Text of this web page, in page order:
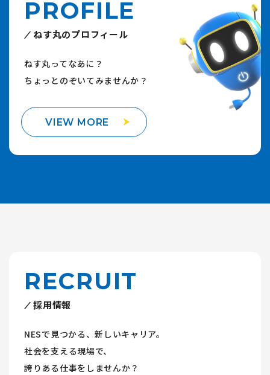
PROFILE
ねす丸のプロフィール
ねす丸ってなあに？
ちょっとのぞいてみませんか？
VIEW MORE
RECRUIT
採用情報
NESで見つかる、新しいキャリア。
社会を支える現場で、
誇りある仕事をしませんか？